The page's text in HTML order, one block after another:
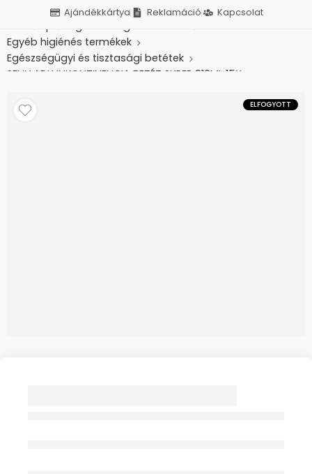
Ajándékkártya Reklamáció Kapcsolat
Kezdőlap
Higiénés segédeszközök
Egyéb higiénés termékek
Egészségügyi és tisztasági betétek
SENI LADY INKONTINENCIA BETÉT SUPER 910ML 15X
ELFOGYOTT